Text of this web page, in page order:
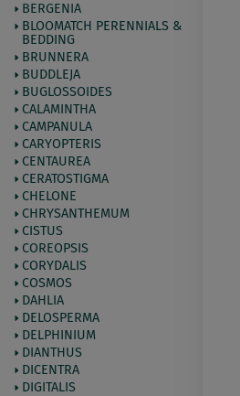
BERGENIA
BLOOMATCH PERENNIALS &
BEDDING
BRUNNERA
BUDDLEJA
BUGLOSSOIDES
CALAMINTHA
CAMPANULA
CARYOPTERIS
CENTAUREA
CERATOSTIGMA
CHELONE
CHRYSANTHEMUM
CISTUS
COREOPSIS
CORYDALIS
COSMOS
DAHLIA
DELOSPERMA
DELPHINIUM
DIANTHUS
DICENTRA
DIGITALIS